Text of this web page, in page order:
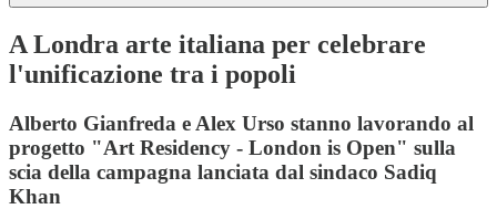
A Londra arte italiana per celebrare
l'unificazione tra i popoli
Alberto Gianfreda e Alex Urso stanno lavorando al
progetto "Art Residency - London is Open" sulla
scia della campagna lanciata dal sindaco Sadiq
Khan